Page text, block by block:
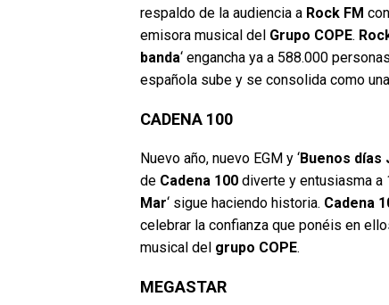
respaldo de la audiencia a Rock FM
emisora musical del Grupo COPE.
banda‘ engancha ya a 588.000
española sube y se consolida como
CADENA 100
Nuevo año, nuevo EGM y ‘Buenos días
de Cadena 100 diverte y entusiasma a
Mar‘ sigue haciendo historia. Cadena
celebrar la confianza que ponéis en
musical del grupo COPE.
MEGASTAR